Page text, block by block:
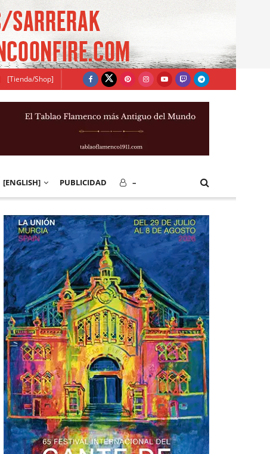
[Tienda/Shop]
[ENGLISH] PUBLICIDAD –